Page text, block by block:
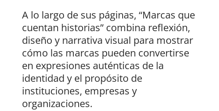
A lo largo de sus páginas, “Marcas que
cuentan historias” combina reflexión,
diseño y narrativa visual para mostrar
cómo las marcas pueden convertirse
en expresiones auténticas de la
identidad y el propósito de
instituciones, empresas y
organizaciones.